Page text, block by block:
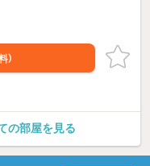
）
の部屋を見る